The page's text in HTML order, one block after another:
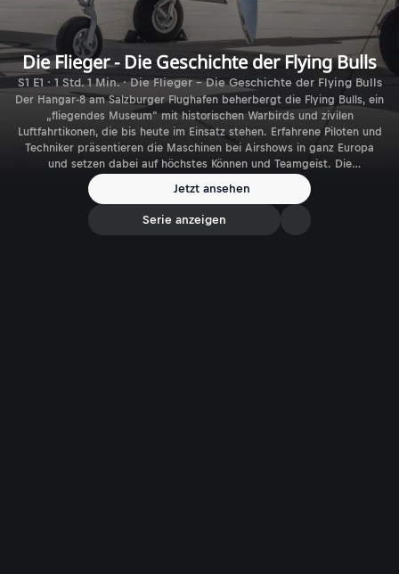
Die Flieger - Die Geschichte der Flying Bulls
S1 E1 · 1 Std. 1 Min. · Die Flieger - Die Geschichte der Flying Bulls
Der Hangar-8 am Salzburger Flughafen beherbergt die Flying Bulls, ein
„fliegendes Museum“ mit historischen Warbirds und zivilen
Luftfahrtikonen, die bis heute im Einsatz stehen. Erfahrene Piloten und
Techniker präsentieren die Maschinen bei Airshows in ganz Europa
und setzen dabei auf höchstes Können und Teamgeist. Die
Dokumentation beleuchtet zudem die Geschichte der Flying Bulls und
lässt die Piloten auch von ihren Kindheitsträumen und der Faszination
des Fliegens erzählen.
Jetzt ansehen
Serie anzeigen